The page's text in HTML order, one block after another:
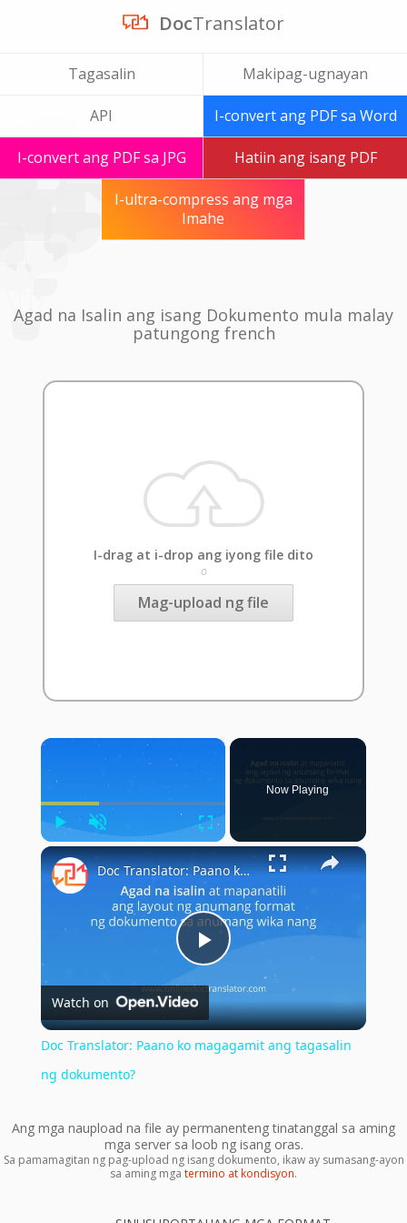
DocTranslator
Tagasalin Makipag-ugnayan
API I-convert ang PDF sa Word
I-convert ang PDF sa JPG Hatiin ang isang PDF
I-ultra-compress ang mga
Imahe
Agad na Isalin ang isang Dokumento mula malay
patungong french
I-drag at i-drop ang iyong file dito
o
Mag-upload ng file
×
Play Unmute Fullscreen
Now Playing
×
Play
Video
Doc Translator: Paano ko magagamit ang tagasalin ng dokumento?
Watch on
Doc Translator: Paano ko magagamit ang tagasalin
ng dokumento?
Ang mga naupload na file ay permanenteng tinatanggal sa aming
mga server sa loob ng isang oras.
Sa pamamagitan ng pag-upload ng isang dokumento, ikaw ay sumasang-ayon
sa aming mga termino at kondisyon.